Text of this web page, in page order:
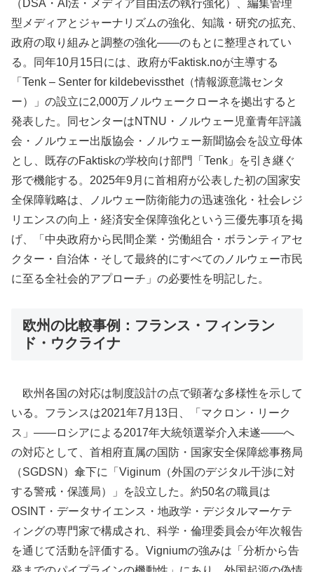
（DSA・AI法・メディア自由法の執行強化）、編集管理
型メディアとジャーナリズムの強化、知識・研究の拡充、
政府の取り組みと調整の強化——のもとに整理されてい
る。同年10月15日には、政府がFaktisk.noが主導する
「Tenk – Senter for kildebevissthet（情報源意識センタ
ー）」の設立に2,000万ノルウェークローネを拠出すると
発表した。同センターはNTNU・ノルウェー児童青年評議
会・ノルウェー出版協会・ノルウェー新聞協会を設立母体
とし、既存のFaktiskの学校向け部門「Tenk」を引き継ぐ
形で機能する。2025年9月に首相府が公表した初の国家安
全保障戦略は、ノルウェー防衛能力の迅速強化・社会レジ
リエンスの向上・経済安全保障強化という三優先事項を掲
げ、「中央政府から民間企業・労働組合・ボランティアセ
クター・自治体・そして最終的にすべてのノルウェー市民
に至る全社会的アプローチ」の必要性を明記した。
欧州の比較事例：フランス・フィンラン
ド・ウクライナ
欧州各国の対応は制度設計の点で顕著な多様性を示して
いる。フランスは2021年7月13日、「マクロン・リーク
ス」——ロシアによる2017年大統領選挙介入未遂——へ
の対応として、首相府直属の国防・国家安全保障総事務局
（SGDSN）傘下に「Viginum（外国のデジタル干渉に対
する警戒・保護局）」を設立した。約50名の職員は
OSINT・データサイエンス・地政学・デジタルマーケテ
ィングの専門家で構成され、科学・倫理委員会が年次報告
を通じて活動を評価する。Vigniumの強みは「分析から告